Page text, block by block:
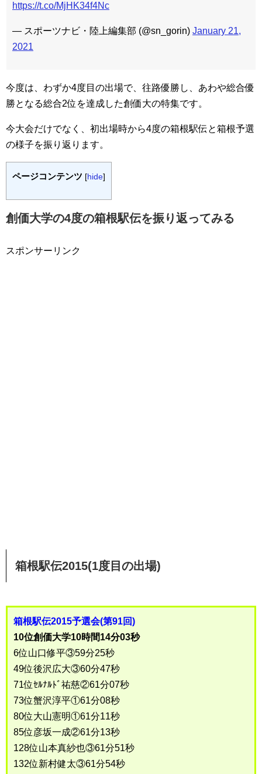
https://t.co/MjHK34f4Nc
— スポーツナビ・陸上編集部 (@sn_gorin) January 21,
2021
今度は、わずか4度目の出場で、往路優勝し、あわや総合優
勝となる総合2位を達成した創価大の特集です。
今大会だけでなく、初出場時から4度の箱根駅伝と箱根予選
の様子を振り返ります。
ページコンテンツ [hide]
創価大学の4度の箱根駅伝を振り返ってみる
スポンサーリンク
箱根駅伝2015(1度目の出場)
箱根駅伝2015予選会(第91回)
10位創価大学10時間14分03秒
6位山口修平③59分25秒
49位後沢広大③60分47秒
71位ｾﾙﾅﾙﾄﾞ祐慈②61分07秒
73位蟹沢淳平①61分08秒
80位大山憲明①61分11秒
85位彦坂一成②61分13秒
128位山本真紗也③61分51秒
132位新村健太③61分54秒